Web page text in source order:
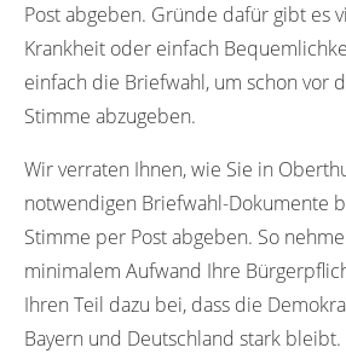
Post abgeben. Gründe dafür gibt es
Krankheit oder einfach
einfach die Briefwahl, um schon vor
Stimme abzugeben.
Wir verraten Ihnen, wie Sie in
notwendigen Briefwahl-Dokumente
Stimme per Post abgeben. So
minimalem Aufwand Ihre
Ihren Teil dazu bei, dass die
Bayern und Deutschland stark bleibt.